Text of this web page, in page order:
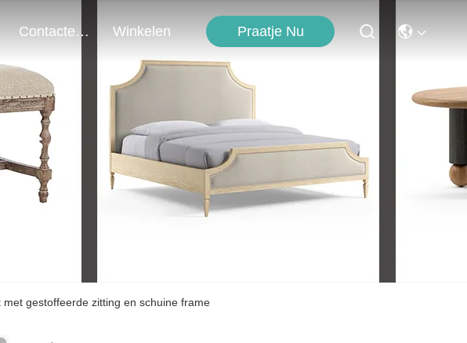
Contacteer Ons Winkelen Praatje Nu
gestoffeerde zitting en schuine frame